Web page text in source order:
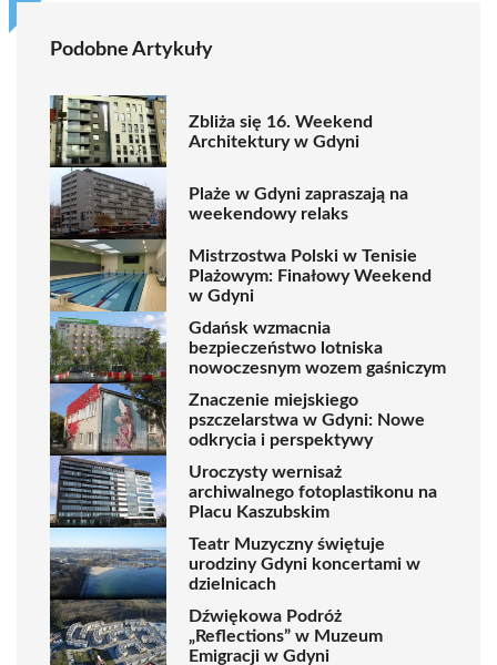
Podobne Artykuły
Zbliża się 16. Weekend
Architektury w Gdyni
Plaże w Gdyni zapraszają na
weekendowy relaks
Mistrzostwa Polski w Tenisie
Plażowym: Finałowy Weekend
w Gdyni
Gdańsk wzmacnia
bezpieczeństwo lotniska
nowoczesnym wozem gaśniczym
Znaczenie miejskiego
pszczelarstwa w Gdyni: Nowe
odkrycia i perspektywy
Uroczysty wernisaż
archiwalnego fotoplastikonu na
Placu Kaszubskim
Teatr Muzyczny świętuje
urodziny Gdyni koncertami w
dzielnicach
Dźwiękowa Podróż
„Reflections” w Muzeum
Emigracji w Gdyni